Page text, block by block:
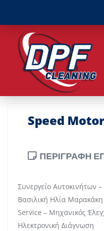
Speed
ΠΕΡΙΓΡΑΦΗ
Συνεργείο Αυτοκινήτων
Βασιλική Ηλία Μαρακάκη
Service – Μηχανικός
Ηλεκτρονική Διάγνωση